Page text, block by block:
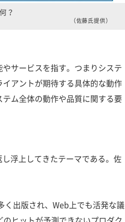
？
（佐藤氏提供）
サービスを指す。つまりシステ
アントが期待する具体的な動作
ム全体の動作や品質に関する要
浮上してきたテーマである。佐
く出版され、Web上でも活発な議